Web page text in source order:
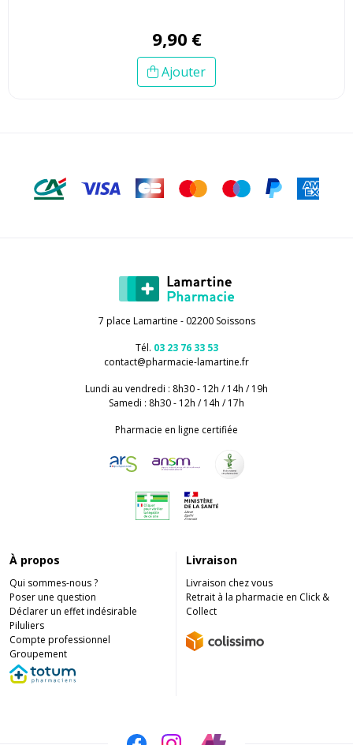
9,90 €
Ajouter
7 place Lamartine - 02200 Soissons
Tél. 03 23 76 33 53
contact@pharmacie-lamartine.fr
Lundi au vendredi : 8h30 - 12h / 14h / 19h
Samedi : 8h30 - 12h / 14h / 17h
Pharmacie en ligne certifiée
À propos
Qui sommes-nous ?
Poser une question
Déclarer un effet indésirable
Piluliers
Compte professionnel
Groupement
Livraison
Livraison chez vous
Retrait à la pharmacie en Click &
Collect